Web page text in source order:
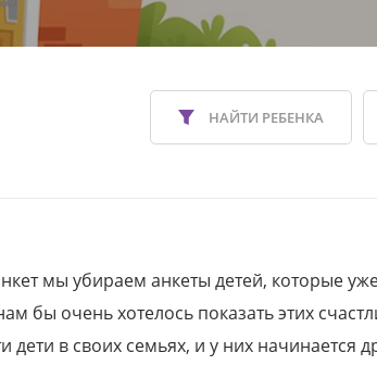
НАЙТИ РЕБЕНКА
мы убираем анкеты детей, которые
бы очень хотелось показать этих
в своих семьях, и у них начинается